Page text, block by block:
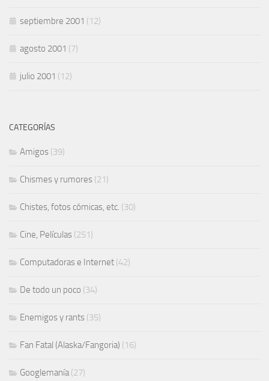
septiembre 2001 (12)
agosto 2001 (7)
julio 2001 (12)
CATEGORÍAS
Amigos (39)
Chismes y rumores (21)
Chistes, fotos cómicas, etc. (30)
Cine, Películas (251)
Computadoras e Internet (42)
De todo un poco (34)
Enemigos y rants (35)
Fan Fatal (Alaska/Fangoria) (16)
Googlemanía(27)